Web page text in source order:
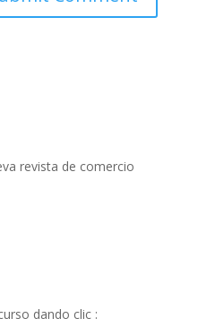
revista de comercio
dando clic :